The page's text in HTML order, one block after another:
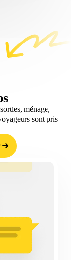
ménage,
sont pris